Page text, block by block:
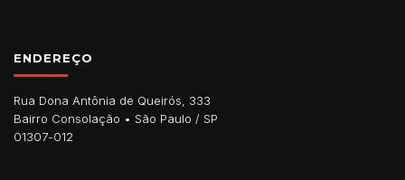
ENDEREÇO
Rua Dona Antônia de Queirós, 333
Bairro Consolação • São Paulo / SP
01307-012